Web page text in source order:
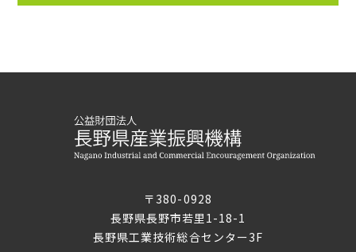
〒380-0928
長野県長野市若里1-18-1
長野県工業技術総合センター3F